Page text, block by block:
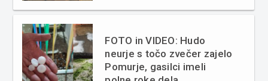
FOTO in VIDEO: Hudo
neurje s točo zvečer zajelo
Pomurje, gasilci imeli